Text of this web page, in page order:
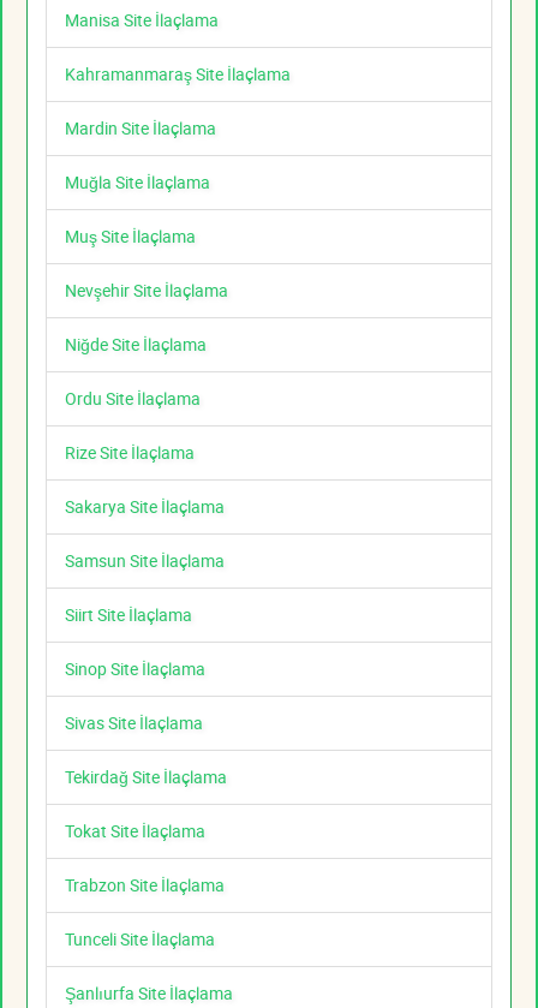
Manisa Site İlaçlama
Kahramanmaraş Site İlaçlama
Mardin Site İlaçlama
Muğla Site İlaçlama
Muş Site İlaçlama
Nevşehir Site İlaçlama
Niğde Site İlaçlama
Ordu Site İlaçlama
Rize Site İlaçlama
Sakarya Site İlaçlama
Samsun Site İlaçlama
Siirt Site İlaçlama
Sinop Site İlaçlama
Sivas Site İlaçlama
Tekirdağ Site İlaçlama
Tokat Site İlaçlama
Trabzon Site İlaçlama
Tunceli Site İlaçlama
Şanlıurfa Site İlaçlama